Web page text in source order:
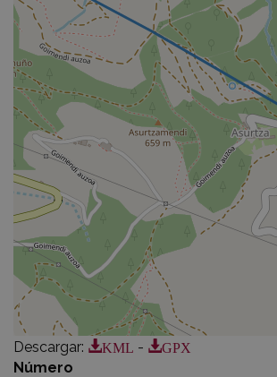
Descargar: KML -
GPX
Número